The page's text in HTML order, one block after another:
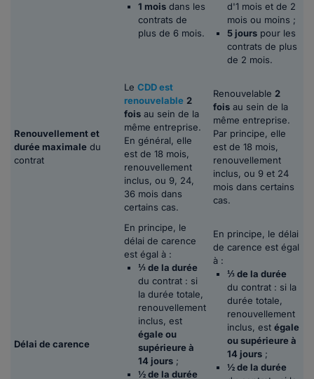
1 mois dans les
contrats de
plus de 6 mois.
d'1 mois et de 2
mois ou moins ;
5 jours pour les
contrats de plus
de 2 mois.
Renouvellement et
durée maximale du
contrat
Le CDD est
renouvelable 2
fois au sein de la
même entreprise.
En général, elle
est de 18 mois,
renouvellement
inclus, ou 9, 24,
36 mois dans
certains cas.
Renouvelable 2
fois au sein de la
même entreprise.
Par principe, elle
est de 18 mois,
renouvellement
inclus, ou 9 et 24
mois dans certains
cas.
Délai de carence
En principe, le
délai de carence
est égal à :
⅓ de la durée
du contrat : si
la durée totale,
renouvellement
inclus, est
égale ou
supérieure à
14 jours ;
½ de la durée
En principe, le délai
de carence est égal
à :
⅓ de la durée
du contrat : si la
durée totale,
renouvellement
inclus, est égale
ou supérieure à
14 jours ;
½ de la durée